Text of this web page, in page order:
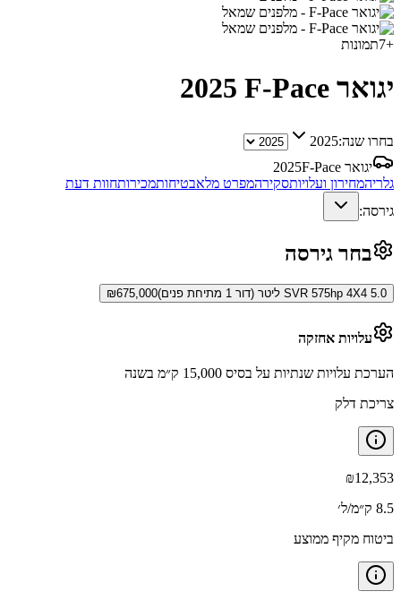
+
7תמונות
יגואר F-Pace 2025
בחרו שנה:2025
יגואר F-Pace
2025
גלריהמחירון ועלויותסקירהמפרט מלאבטיחותמכירותחוות דעת
גירסה:
בחר גירסה
SVR 575hp 4X4 5.0 ליטר (דור 1 מתיחת פנים) ₪675,000
עלויות אחזקה
הערכת עלויות שנתיות על בסיס 15,000 ק״מ בשנה
צריכת דלק
₪12,353
8.5 ק״מ/ל׳
ביטוח מקיף ממוצע